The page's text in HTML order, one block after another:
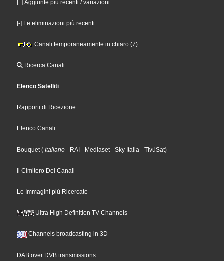
[+] Aggiunte più recenti / variazioni
[-] Le eliminazioni più recenti
Canali temporaneamente in chiaro (7)
Ricerca Canali
Elenco Satelliti
Rapporti di Ricezione
Elenco Canali
Bouquet ( Italiano - RAI - Mediaset - Sky Italia - TivùSat)
Il Cimitero Dei Canali
Le Immagini più Ricercate
Ultra High Definition TV Channels
Channels broadcasting in 3D
DAB over DVB transmissions